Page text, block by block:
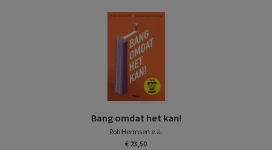
Bang omdat het kan!
Rob Hermsen e.a.
€ 23,50